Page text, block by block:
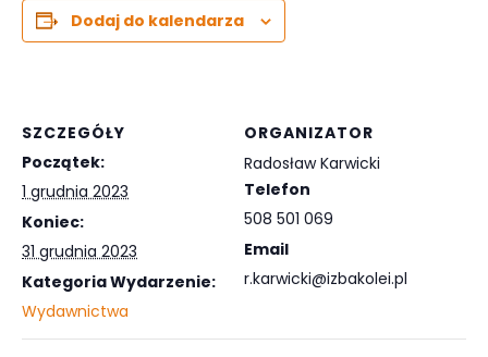
Dodaj do kalendarza
SZCZEGÓŁY
Początek:
1 grudnia 2023
Koniec:
31 grudnia 2023
Kategoria Wydarzenie:
Wydawnictwa
ORGANIZATOR
Radosław Karwicki
Telefon
508 501 069
Email
r.karwicki@izbakolei.pl